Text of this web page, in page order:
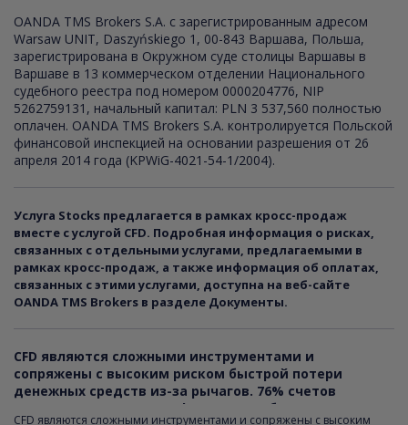
OANDA TMS Brokers S.A. с зарегистрированным адресом
Warsaw UNIT, Daszyńskiego 1, 00-843 Варшава, Польша,
зарегистрирована в Окружном суде столицы Варшавы в
Варшаве в 13 коммерческом отделении Национального
судебного реестра под номером 0000204776, NIP
5262759131, начальный капитал: PLN 3 537,560 полностью
оплачен. OANDA TMS Brokers S.A. контролируется Польской
финансовой инспекцией на основании разрешения от 26
апреля 2014 года (KPWiG-4021-54-1/2004).
Услуга Stocks предлагается в рамках кросс-продаж
вместе с услугой CFD. Подробная информация о рисках,
связанных с отдельными услугами, предлагаемыми в
рамках кросс-продаж, а также информация об оплатах,
связанных с этими услугами, доступна на веб-сайте
OANDA TMS Brokers в разделе Документы.
CFD являются сложными инструментами и
сопряжены с высоким риском быстрой потери
денежных средств из-за рычагов. 76% счетов
розничных инвесторов фиксируют убытки в
CFD являются сложными инструментами и сопряжены с высоким